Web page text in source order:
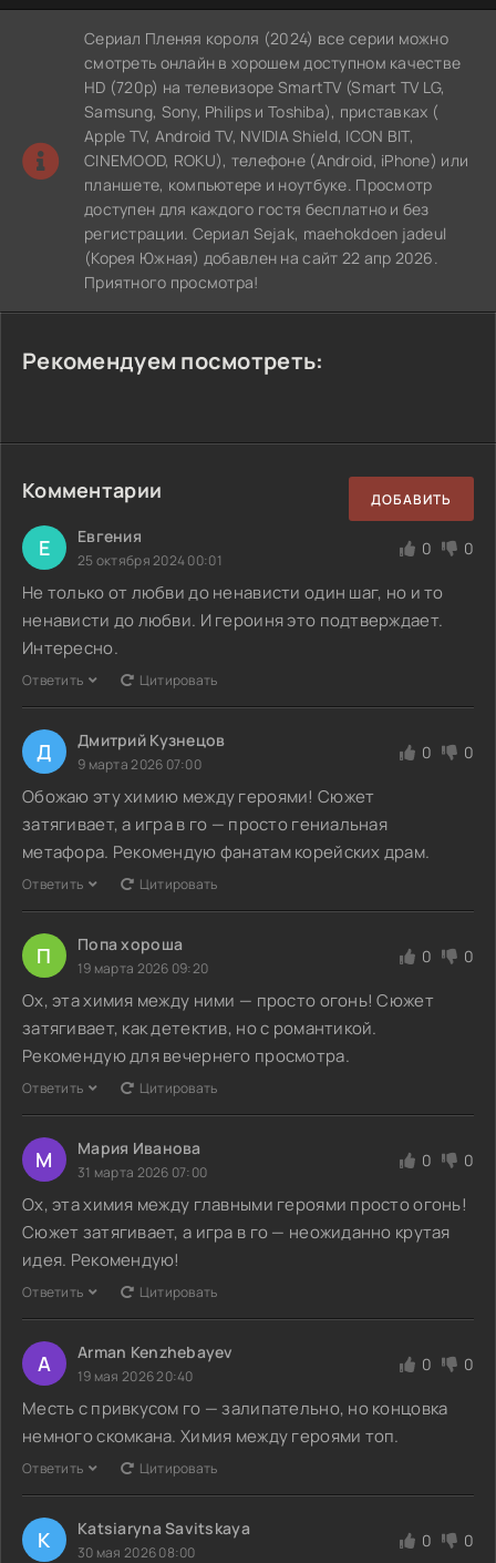
Сериал Пленяя короля (2024) все серии можно
смотреть онлайн в хорошем доступном качестве
HD (720p) на телевизоре SmartTV (Smart TV LG,
Samsung, Sony, Philips и Toshiba), приставках (
Apple TV, Android TV, NVIDIA Shield, ICON BIT,
CINEMOOD, ROKU), телефоне (Android, iPhone) или
планшете, компьютере и ноутбуке. Просмотр
доступен для каждого гостя бесплатно и без
регистрации. Сериал Sejak, maehokdoen jadeul
(Корея Южная) добавлен на сайт 22 апр 2026.
Приятного просмотра!
Рекомендуем посмотреть:
Комментарии ДОБАВИТЬ
Е Евгения
25 октября 2024 00:01
0 0
Не только от любви до ненависти один шаг, но и то
ненависти до любви. И героиня это подтверждает.
Интересно.
Ответить Цитировать
Д Дмитрий Кузнецов
9 марта 2026 07:00
0 0
Обожаю эту химию между героями! Сюжет
затягивает, а игра в го — просто гениальная
метафора. Рекомендую фанатам корейских драм.
Ответить Цитировать
П Попа хороша
19 марта 2026 09:20
0 0
Ох, эта химия между ними — просто огонь! Сюжет
затягивает, как детектив, но с романтикой.
Рекомендую для вечернего просмотра.
Ответить Цитировать
М Мария Иванова
31 марта 2026 07:00
0 0
Ох, эта химия между главными героями просто огонь!
Сюжет затягивает, а игра в го — неожиданно крутая
идея. Рекомендую!
Ответить Цитировать
A Arman Kenzhebayev
19 мая 2026 20:40
0 0
Месть с привкусом го — залипательно, но концовка
немного скомкана. Химия между героями топ.
Ответить Цитировать
K Katsiaryna Savitskaya
30 мая 2026 08:00
0 0